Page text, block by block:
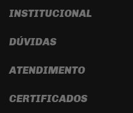
INSTITUCIONAL
DÚVIDAS
ATENDIMENTO
CERTIFICADOS